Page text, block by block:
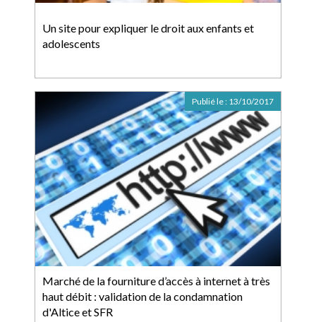
Un site pour expliquer le droit aux enfants et
adolescents
Marché de la fourniture d’accès à internet à très
haut débit : validation de la condamnation
d'Altice et SFR
Publié le : 13/10/2017